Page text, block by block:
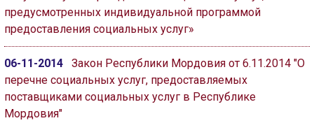
предусмотренных индивидуальной программой
предоставления социальных услуг»
06-11-2014
Закон Республики Мордовия от 6.11.2014 "О
перечне социальных услуг, предоставляемых
поставщиками социальных услуг в Республике
Мордовия"